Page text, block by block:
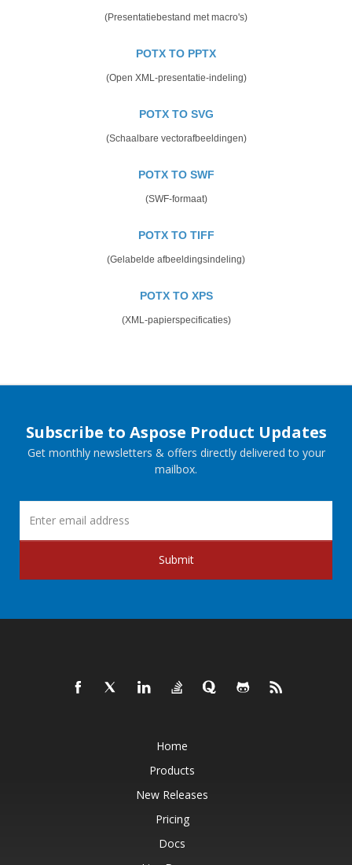
(Presentatiebestand met macro's)
POTX TO PPTX
(Open XML-presentatie-indeling)
POTX TO SVG
(Schaalbare vectorafbeeldingen)
POTX TO SWF
(SWF-formaat)
POTX TO TIFF
(Gelabelde afbeeldingsindeling)
POTX TO XPS
(XML-papierspecificaties)
Subscribe to Aspose Product Updates
Get monthly newsletters & offers directly delivered to your
mailbox.
Submit
Home
Products
New Releases
Pricing
Docs